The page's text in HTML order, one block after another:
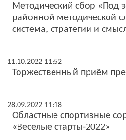
Методический сбор «Под
районной методической
система, стратегии и
11.10.2022 11:52
Торжественный приём
28.09.2022 11:18
Областные спортивные
«Веселые старты-2022»